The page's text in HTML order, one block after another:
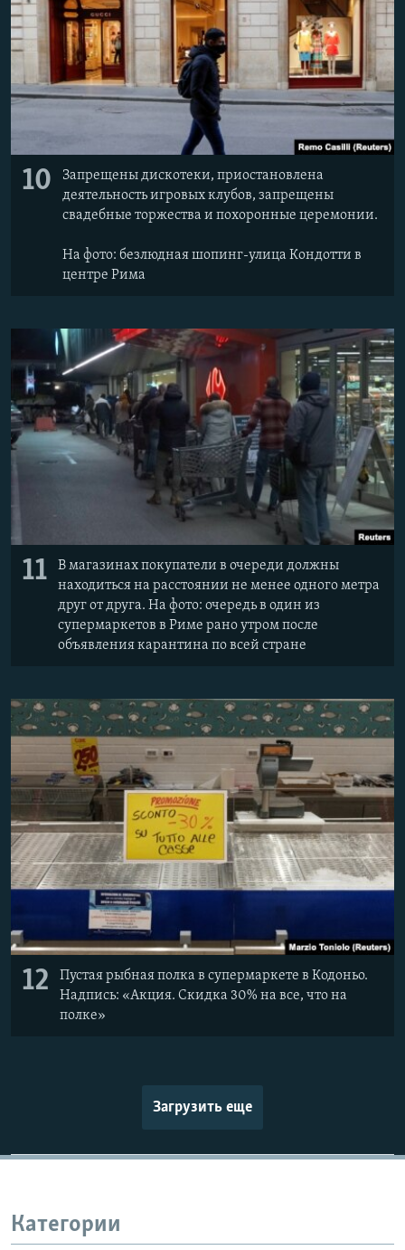
10
Запрещены дискотеки, приостановлена
деятельность игровых клубов, запрещены
свадебные торжества и похоронные церемонии.
На фото: безлюдная шопинг-улица Кондотти в
центре Рима
11
В магазинах покупатели в очереди должны
находиться на расстоянии не менее одного метра
друг от друга. На фото: очередь в один из
супермаркетов в Риме рано утром после
объявления карантина по всей стране
12
Пустая рыбная полка в супермаркете в Кодоньо.
Надпись: «Акция. Скидка 30% на все, что на
полке»
Загрузить еще
Категории